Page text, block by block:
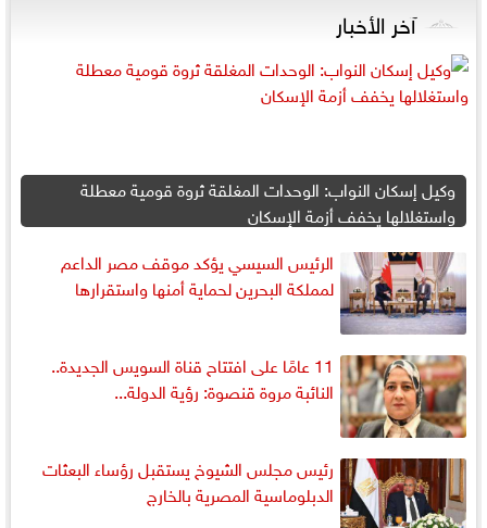
آخر الأخبار
وكيل إسكان النواب: الوحدات المغلقة ثروة قومية معطلة
واستغلالها يخفف أزمة الإسكان
الرئيس السيسي يؤكد موقف مصر الداعم
لمملكة البحرين لحماية أمنها واستقرارها
11 عامًا على افتتاح قناة السويس الجديدة..
النائبة مروة قنصوة: رؤية الدولة...
رئيس مجلس الشيوخ يستقبل رؤساء البعثات
الدبلوماسية المصرية بالخارج